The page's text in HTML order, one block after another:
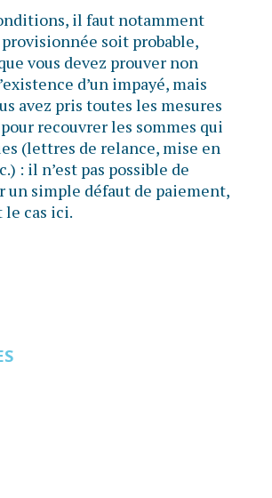
il faut notamment
soit probable,
vous devez prouver non
d’un impayé, mais
avez pris toutes les mesures
recouvrer les sommes qui
(lettres de relance, mise en
: il n’est pas possible de
un simple défaut de paiement,
le cas ici.